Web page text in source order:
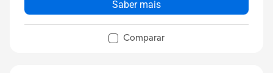
Saber mais
Comparar